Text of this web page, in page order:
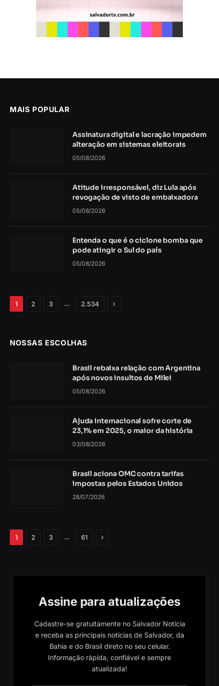
MAIS POPULAR
Assinatura digital e lacração impedem
alteração em sistemas eleitorais
05/08/2026
Atitude irresponsável, diz Lula após
revogação de visto de embaixadora
05/08/2026
Entenda o que é o ciclone bomba que
pode atingir o Sul do país
05/08/2026
1 2 3 … 2.534 Próximo
NOSSAS ESCOLHAS
Brasil rebaixa relação com Argentina
após novos insultos de Milei
05/08/2026
Ajuda internacional sofre corte de
23,1% em 2025, o maior da história
03/08/2026
Brasil aciona OMC contra tarifas
impostas pelos Estados Unidos
28/07/2026
1 2 3 … 61 Próximo
Assine para atualizações
Cadastre-se gratuitamente no Salvador Notícia
e receba as principais notícias de Salvador, da
Bahia e do Brasil direto no seu celular.
Informação rápida, confiável e sempre
atualizada!